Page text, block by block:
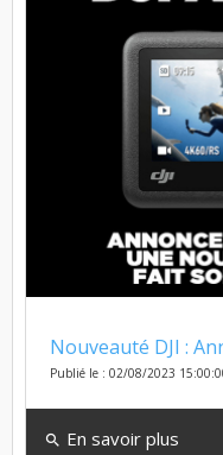
Nouveauté DJI :
Publié le : 02/08/2023
search En savoir plus